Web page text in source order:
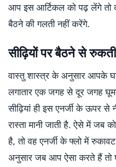
आप इस आर्टिकल को पढ़ लेंगे तो
बैठने की गलती नहीं करेंगे.
सीढ़ियों पर बैठने से रुकती
वास्तु शास्त्र के अनुसार आपके घर
लगातार एक जगह से दूर जगह
सीढ़ियां ही इस एनर्जी के ऊपर
रास्ता मानी जाती है. ऐसे में जब
है, तो वह एनर्जी के फ्लो में
अनुसार जब आप ऐसा करते हैं तो